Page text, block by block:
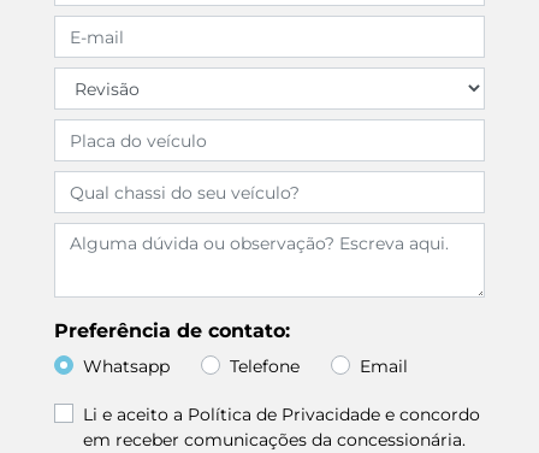
Preferência de contato:
Whatsapp Telefone Email
Li e aceito a Política de Privacidade e concordo
em receber comunicações da concessionária.